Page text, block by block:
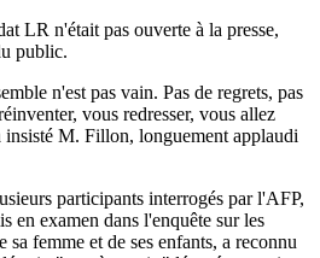
LR n'était pas ouverte à la presse,
public.
n'est pas vain. Pas de regrets, pas
vous redresser, vous allez
M. Fillon, longuement applaudi
participants interrogés par l'AFP,
en examen dans l'enquête sur les
femme et de ses enfants, a reconnu